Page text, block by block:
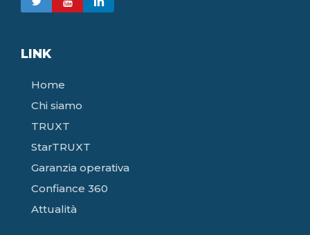
LINK
Home
Chi siamo
TRUXT
StarTRUXT
Garanzia operativa
Confiance 360
Attualità